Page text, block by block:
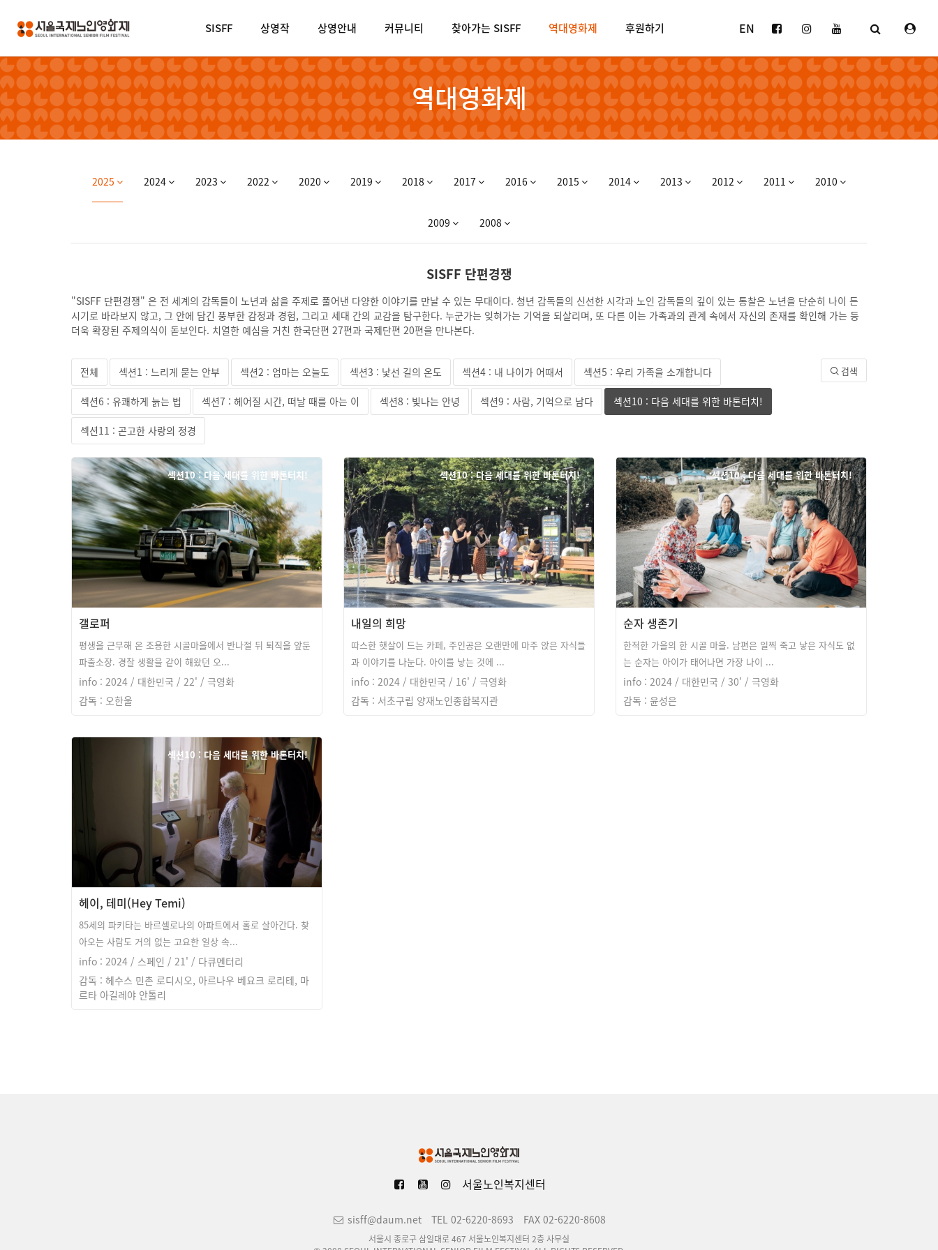
EN
SISFF 상영작 상영안내 커뮤니티 찾아가는 SISFF 역대영화제 후원하기
역대영화제
2025 2024 2023 2022 2020 2019 2018 2017 2016 2015 2014 2013 2012 2011 2010
2009 2008
SISFF 단편경쟁
"SISFF 단편경쟁" 은 전 세계의 감독들이 노년과 삶을 주제로 풀어낸 다양한 이야기를 만날 수 있는 무대이다. 청년 감독들의 신선한 시각과 노인 감독들의 깊이 있는 통찰은 노년을 단순히 나이 든
시기로 바라보지 않고, 그 안에 담긴 풍부한 감정과 경험, 그리고 세대 간의 교감을 탐구한다. 누군가는 잊혀가는 기억을 되살리며, 또 다른 이는 가족과의 관계 속에서 자신의 존재를 확인해 가는 등
더욱 확장된 주제의식이 돋보인다. 치열한 예심을 거친 한국단편 27편과 국제단편 20편을 만나본다.
전체 섹션1 : 느리게 묻는 안부 섹션2 : 엄마는 오늘도 섹션3 : 낯선 길의 온도 섹션4 : 내 나이가 어때서 섹션5 : 우리 가족을 소개합니다
섹션6 : 유쾌하게 늙는 법 섹션7 : 헤어질 시간, 떠날 때를 아는 이 섹션8 : 빛나는 안녕 섹션9 : 사람, 기억으로 남다 섹션10 : 다음 세대를 위한 바톤터치!
섹션11 : 곤고한 사랑의 정경
검색
섹션10 : 다음 세대를 위한 바톤터치!
갤로퍼
평생을 근무해 온 조용한 시골마을에서 반나절 뒤 퇴직을 앞둔
파출소장. 경찰 생활을 같이 해왔던 오...
info : 2024 / 대한민국 / 22' / 극영화
감독 : 오한울
섹션10 : 다음 세대를 위한 바톤터치!
내일의 희망
따스한 햇살이 드는 카페, 주인공은 오랜만에 마주 앉은 자식들
과 이야기를 나눈다. 아이를 낳는 것에 ...
info : 2024 / 대한민국 / 16' / 극영화
감독 : 서초구립 양재노인종합복지관
섹션10 : 다음 세대를 위한 바톤터치!
순자 생존기
한적한 가을의 한 시골 마을. 남편은 일찍 죽고 낳은 자식도 없
는 순자는 아이가 태어나면 가장 나이 ...
info : 2024 / 대한민국 / 30' / 극영화
감독 : 윤성은
섹션10 : 다음 세대를 위한 바톤터치!
헤이, 테미(Hey Temi)
85세의 파키타는 바르셀로나의 아파트에서 홀로 살아간다. 찾
아오는 사람도 거의 없는 고요한 일상 속...
info : 2024 / 스페인 / 21' / 다큐멘터리
감독 : 헤수스 민촌 로디시오, 아르나우 베요크 로리테, 마
르타 아길레야 안톨리
서울노인복지센터
sisff@daum.net TEL 02-6220-8693 FAX 02-6220-8608
서울시 종로구 삼일대로 467 서울노인복지센터 2층 사무실